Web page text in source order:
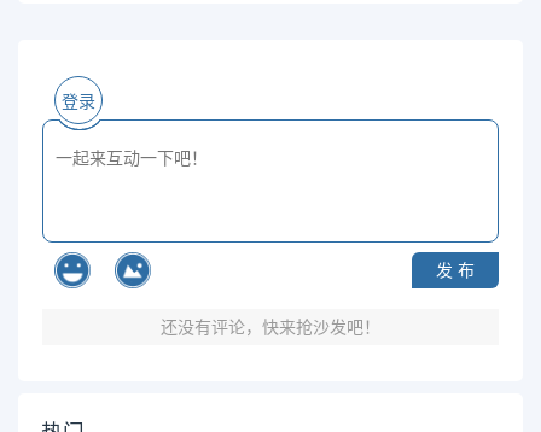
登录
发 布
还没有评论，快来抢沙发吧！